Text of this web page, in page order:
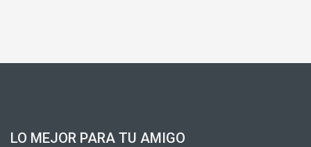
LO MEJOR PARA TU AMIGO